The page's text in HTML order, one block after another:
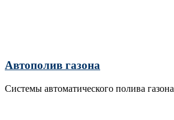
Автополив газона
Системы автоматического полива газона